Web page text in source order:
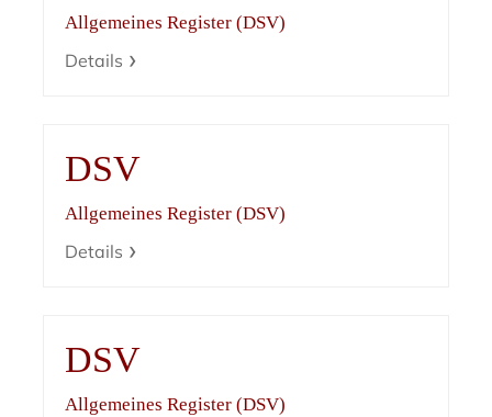
Allgemeines Register (DSV)
Details
DSV
Allgemeines Register (DSV)
Details
DSV
Allgemeines Register (DSV)